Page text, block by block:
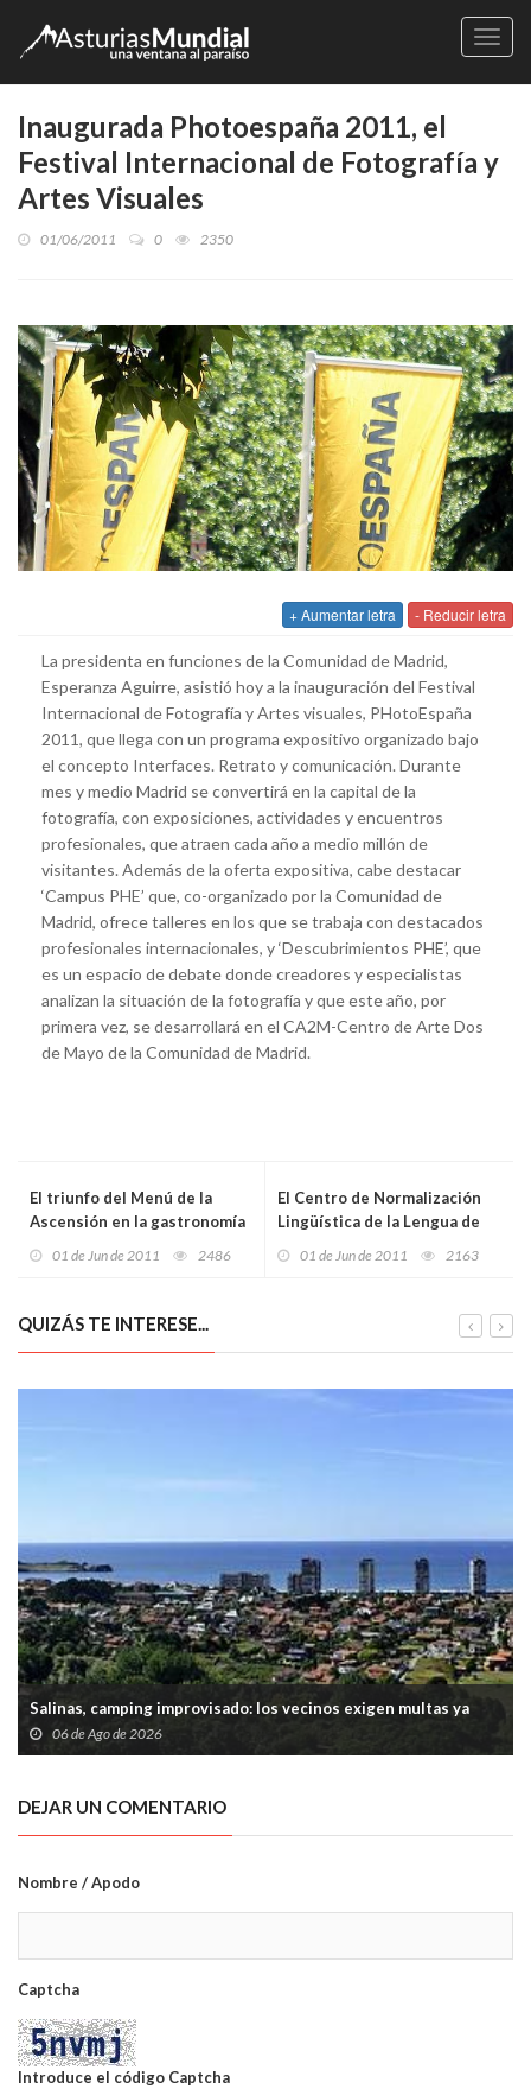
Inaugurada Photoespaña 2011, el
Festival Internacional de Fotografía y
Artes Visuales
01/06/2011 0 2350
+ Aumentar letra - Reducir letra
La presidenta en funciones de la Comunidad de Madrid,
Esperanza Aguirre, asistió hoy a la inauguración del Festival
Internacional de Fotografía y Artes visuales, PHotoEspaña
2011, que llega con un programa expositivo organizado bajo
el concepto Interfaces. Retrato y comunicación. Durante
mes y medio Madrid se convertirá en la capital de la
fotografía, con exposiciones, actividades y encuentros
profesionales, que atraen cada año a medio millón de
visitantes. Además de la oferta expositiva, cabe destacar
‘Campus PHE’ que, co-organizado por la Comunidad de
Madrid, ofrece talleres en los que se trabaja con destacados
profesionales internacionales, y ‘Descubrimientos PHE’, que
es un espacio de debate donde creadores y especialistas
analizan la situación de la fotografía y que este año, por
primera vez, se desarrollará en el CA2M-Centro de Arte Dos
de Mayo de la Comunidad de Madrid.
El triunfo del Menú de la
Ascensión en la gastronomía
01 de Jun de 2011 2486
El Centro de Normalización
Lingüística de la Lengua de
01 de Jun de 2011 2163
QUIZÁS TE INTERESE...
Salinas, camping improvisado: los vecinos exigen multas ya
06 de Ago de 2026
DEJAR UN COMENTARIO
Nombre / Apodo
Captcha
Introduce el código Captcha